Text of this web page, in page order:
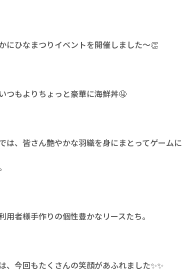
にひなまつりイベントを開催しました～👏
つもよりちょっと豪華に海鮮丼🤤
は、皆さん艶やかな羽織を身にまとってゲームに
用者様手作りの個性豊かなリースたち。
、今回もたくさんの笑顔があふれました✨✨